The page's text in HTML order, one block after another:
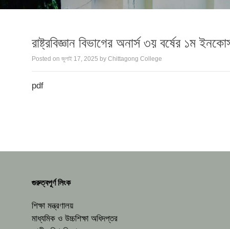
রাষ্ট্রবিজ্ঞান বিভাগের অনার্স ৩য় বর্ষের ১ম
Posted on জুলাই 17, 2025 by Chittagong College
pdf
গুরুত্বপূর্ণ লিংক
শিক্ষা মন্ত্রণালয়
মাধ্যমিক ও উচ্চশিক্ষা অধিদপ্তর